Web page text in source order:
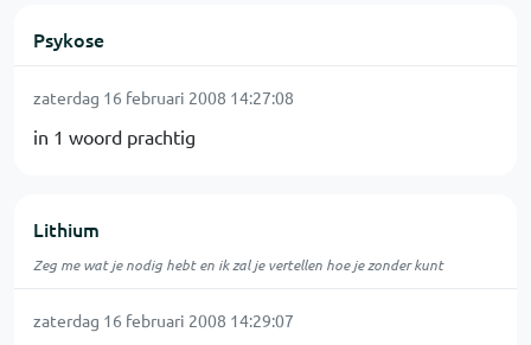
Psykose
zaterdag 16 februari 2008 14:27:08
in 1 woord prachtig
Lithium
Zeg me wat je nodig hebt en ik zal je vertellen hoe je zonder kunt
zaterdag 16 februari 2008 14:29:07